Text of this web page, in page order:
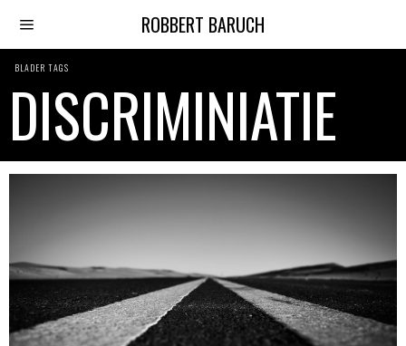
ROBBERT BARUCH
BLADER TAGS
DISCRIMINIATIE